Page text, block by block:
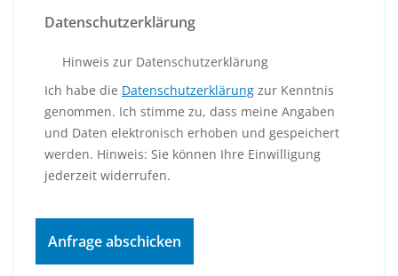
Datenschutzerklärung
Hinweis zur Datenschutzerklärung
Ich habe die Datenschutzerklärung zur Kenntnis
genommen. Ich stimme zu, dass meine Angaben
und Daten elektronisch erhoben und gespeichert
werden. Hinweis: Sie können Ihre Einwilligung
jederzeit widerrufen.